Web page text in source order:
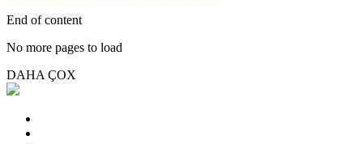
End of content
No more pages to load
DAHA ÇOX